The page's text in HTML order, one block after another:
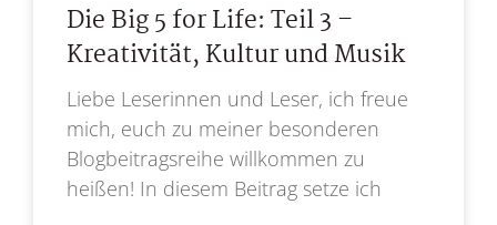
Die Big 5 for Life: Teil 3 –
Kreativität, Kultur und Musik
Liebe Leserinnen und Leser, ich freue
mich, euch zu meiner besonderen
Blogbeitragsreihe willkommen zu
heißen! In diesem Beitrag setze ich